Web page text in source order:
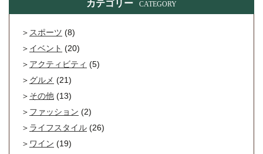
カテゴリー CATEGORY
スポーツ (8)
イベント (20)
アクティビティ (5)
グルメ (21)
その他 (13)
ファッション (2)
ライフスタイル (26)
ワイン (19)